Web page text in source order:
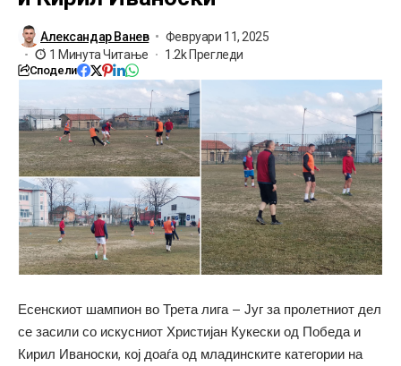
Александар Ванев
Февруари 11, 2025
1 Минута Читање
1.2k Прегледи
Сподели
Есенскиот шампион во Трета лига – Југ за пролетниот дел
се засили со искусниот Христијан Кукески од Победа и
Кирил Иваноски, кој доаѓа од младинските категории на